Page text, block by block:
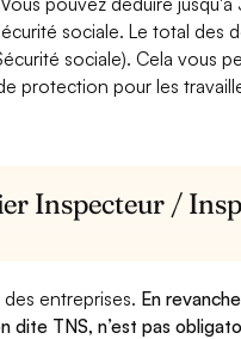
sociale. Le total des
sociale). Cela vous
protection pour les
Inspecteur /
entreprises. En
dite TNS, n’est pas